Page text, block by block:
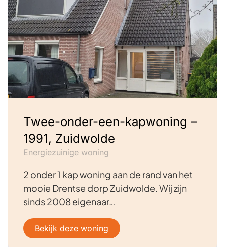
Twee-onder-een-kapwoning –
1991, Zuidwolde
Energiezuinige woning
2 onder 1 kap woning aan de rand van het
mooie Drentse dorp Zuidwolde. Wij zijn
sinds 2008 eigenaar…
Bekijk deze woning